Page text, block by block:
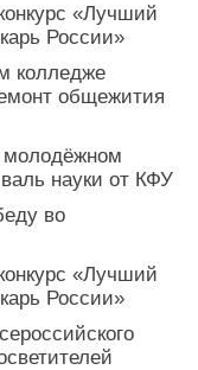
«Лучший
России»
колледже
общежития
молодёжном
науки от КФУ
во
«Лучший
России»